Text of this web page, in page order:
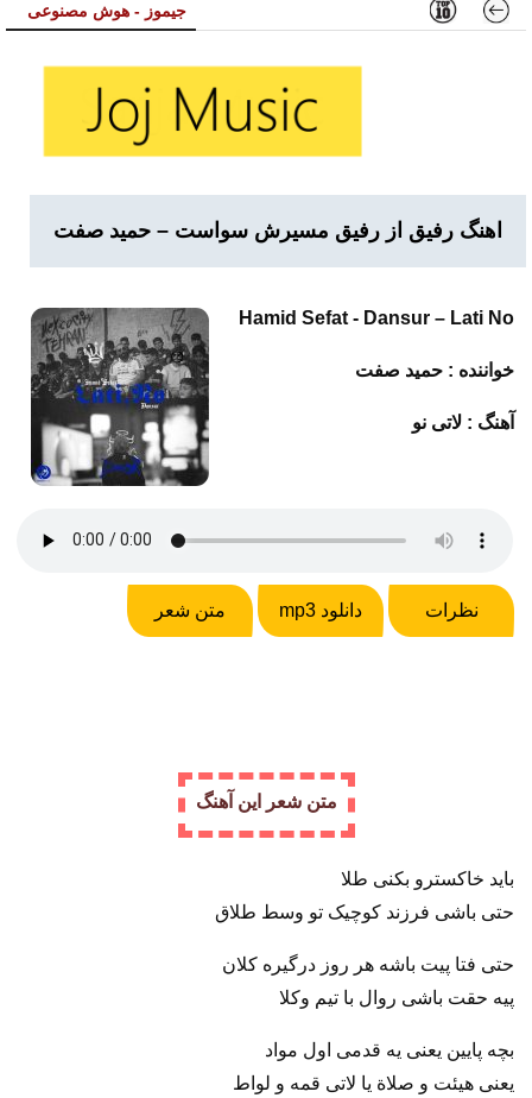
جیموز - هوش مصنوعی
اهنگ رفیق از رفیق مسیرش سواست – حمید صفت
Hamid Sefat - Dansur – Lati No
خواننده : حمید صفت
آهنگ : لاتی نو
نظرات دانلود mp3 متن شعر
متن شعر این آهنگ
باید خاکسترو بکنی طلا
حتی باشی فرزند کوچیک تو وسط طلاق
حتی فتا پیت باشه هر روز درگیره کلان
پیه حقت باشی روال با تیم وکلا
بچه پایین یعنی یه قدمی اول مواد
یعنی هیئت و صلاة یا لاتی قمه و لواط